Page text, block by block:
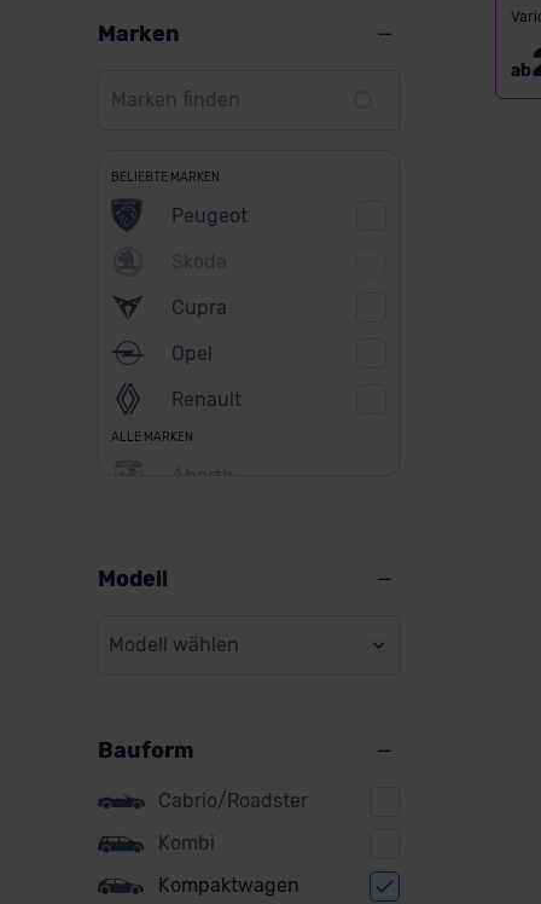
Marken
BELIEBTE MARKEN
Peugeot
Skoda
Cupra
Opel
Renault
ALLE MARKEN
Abarth
BMW
Citroen
Cupra
DS
Dacia
Modell
Modell wählen
Bauform
Cabrio/Roadster
Kombi
Kompaktwagen
ab